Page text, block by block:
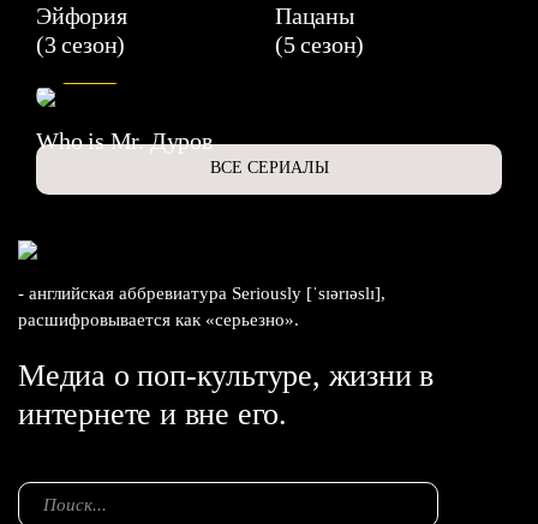
Эйфория
(3 сезон)
Пацаны
(5 сезон)
Who is Mr. Дуров
ВСЕ СЕРИАЛЫ
- английская аббревиатура Seriously [ˈsɪərɪəslɪ],
расшифровывается как «серьезно».
Медиа о поп-культуре, жизни в
интернете и вне его.